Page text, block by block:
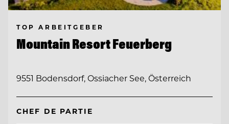
TOP ARBEITGEBER
Mountain Resort Feuerberg
9551 Bodensdorf, Ossiacher See, Österreich
CHEF DE PARTIE